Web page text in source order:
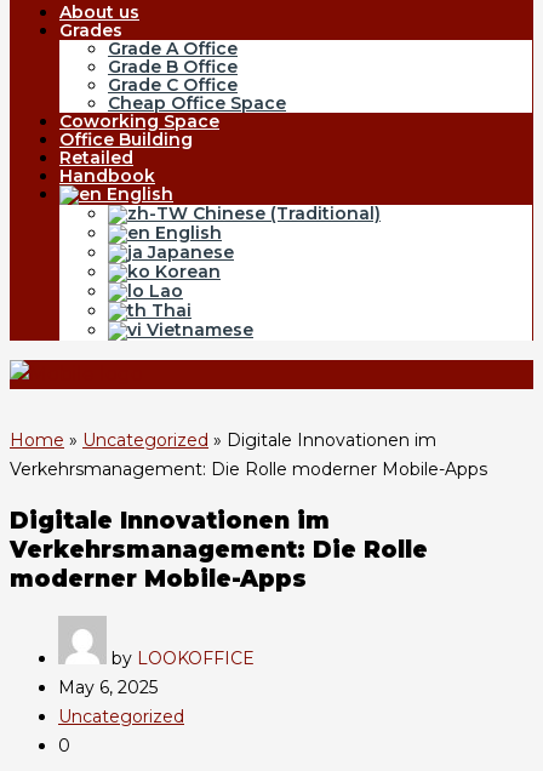
About us
Grades
Grade A Office
Grade B Office
Grade C Office
Cheap Office Space
Coworking Space
Office Building
Retailed
Handbook
English
Chinese (Traditional)
English
Japanese
Korean
Lao
Thai
Vietnamese
Home » Uncategorized » Digitale Innovationen im
Verkehrsmanagement: Die Rolle moderner Mobile-Apps
Digitale Innovationen im
Verkehrsmanagement: Die Rolle
moderner Mobile-Apps
by LOOKOFFICE
May 6, 2025
Uncategorized
0